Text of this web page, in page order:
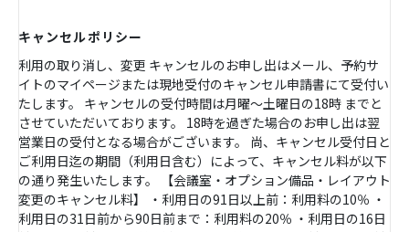
キャンセルポリシー
利用の取り消し、変更 キャンセルのお申し出はメール、予約サ
イトのマイページまたは現地受付のキャンセル申請書にて受付い
たします。 キャンセルの受付時間は月曜～土曜日の18時 までと
させていただいております。 18時を過ぎた場合のお申し出は翌
営業日の受付となる場合がございます。 尚、キャンセル受付日と
ご利用日迄の期間（利用日含む）によって、キャンセル料が以下
の通り発生いたします。 【会議室・オプション備品・レイアウト
変更のキャンセル料】 ・利用日の91日以上前：利用料の10％ ・
利用日の31日前から90日前まで：利用料の20％ ・利用日の16日